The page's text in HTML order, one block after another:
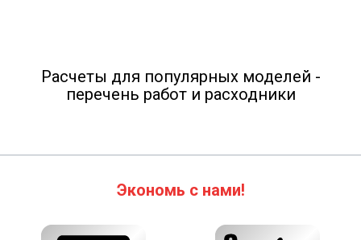
Расчеты для популярных моделей -
перечень работ и расходники
Экономь с нами!